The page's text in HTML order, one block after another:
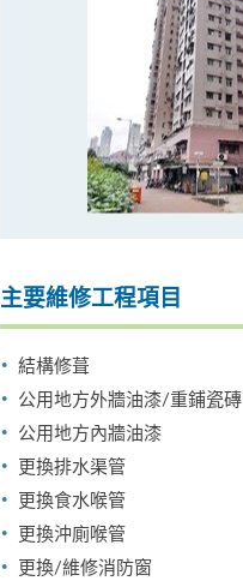
主要維修工程項目
結構修葺
公用地方外牆油漆/重鋪瓷磚
公用地方內牆油漆
更換排水渠管
更換食水喉管
更換沖廁喉管
更換/維修消防窗